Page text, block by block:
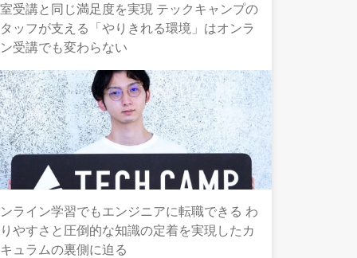
受講と同じ満足度を実現 テックキャンプの
ッフが支える「やりきれる環境」はオンラ
受講でも変わらない
ライン学習でもエンジニアに転職できる わ
やすさと圧倒的な知識の定着を実現したカ
ュラムの裏側に迫る